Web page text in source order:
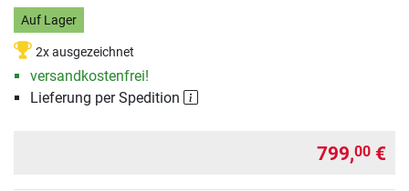
Auf Lager
2x ausgezeichnet
versandkostenfrei!
Lieferung per Spedition
799,00 €